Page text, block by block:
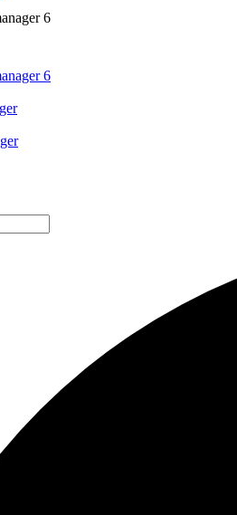
6
6